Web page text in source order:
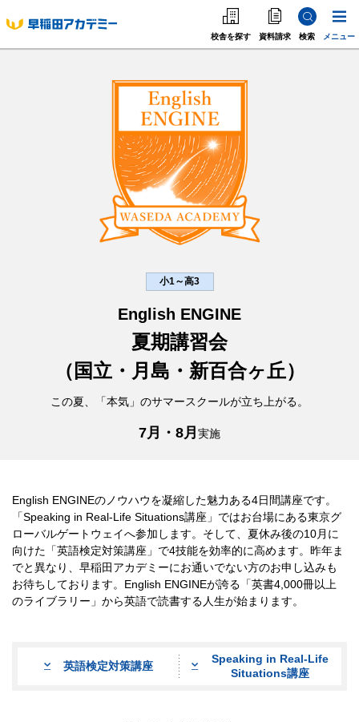
校舎を探す 資料請求 検索 メニュー
高校受験
大学受験
個別指導
海外·帰国·首都圏外
英語教室
小1～高3
English ENGINE
夏期講習会
（国立・月島・新百合ヶ丘）
この夏、「本気」のサマースクールが立ち上がる。
7月・8月 実施
English ENGINEのノウハウを凝縮した魅力ある4日間講座です。
「Speaking in Real-Life Situations講座」ではお台場にある東京グ
ローバルゲートウェイへ参加します。そして、夏休み後の10月に
向けた「英語検定対策講座」で4技能を効率的に高めます。昨年ま
でと異なり、早稲田アカデミーにお通いでない方のお申し込みも
お待ちしております。English ENGINEが誇る「英書4,000冊以上
のライブラリー」から英語で読書する人生が始まります。
英語検定対策講座
Speaking in Real-Life
Situations講座